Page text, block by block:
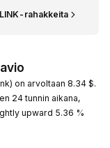
rahakkeita
on arvoltaan 8.34 $.
24 tunnin aikana,
upward 5.36 %